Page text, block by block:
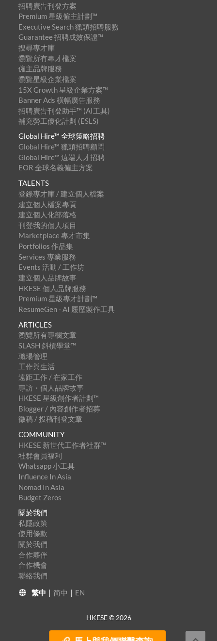
招聘廣告刊登方案
Premium 星級僱主計劃™
Executive Search 獵頭招聘服務
Guarantee 招聘成效保證™
搜尋專才庫
瀏覽所有專才檔案
僱主品牌服務
瀏覽星級企業檔案
15X Growth 星級企業方案™
Banner Ads 橫幅廣告服務
招聘廣告刊登助手™ (AI工具)
補充勞工優化計劃 (ESLS)
Global Hire™ 全球策略招聘
Global Hire™ 獵頭招聘顧問
Global Hire™ 遠端人才招聘
EOR 全球名義僱主方案
TALENTS
登錄專才庫 / 建立個人檔案
建立個人檔案專頁
建立個人化部落格
刊登我的個人項目
Marketplace 專才市集
Portfolios 作品集
Services 專業服務
Events 活動 / 工作坊
建立個人品牌故事
HKESE 個人品牌服務
Premium 星級專才計劃™
ResumeGen - AI 履歷製作工具
ARTICLES
瀏覽所有專欄文章
SLASH 斜槓學堂™
職場管理
工作與生活
遠距工作 / 在家工作
專訪・個人品牌故事
HKESE 星級創作者計劃™
Blogger / 內容創作者招募
徵稿 / 投稿刊登文章
COMMUNITY
HKESE 新世代工作者社群™
社群會員福利
Whatsapp 小工具
Influence In Asia
Nomad In Asia
Budget Zeros
關於我們
私隱政策
使用條款
關於我們
合作夥伴
合作機會
聯絡我們
繁中 | 简中 | EN
HKESE © 2026